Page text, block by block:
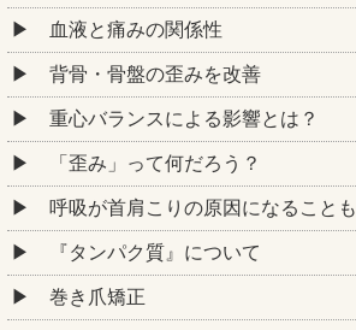
血液と痛みの関係性
背骨・骨盤の歪みを改善
重心バランスによる影響とは？
「歪み」って何だろう？
呼吸が首肩こりの原因になることも
『タンパク質』について
巻き爪矯正